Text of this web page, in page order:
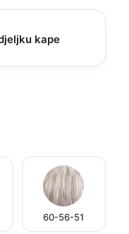
kape
60-56-51